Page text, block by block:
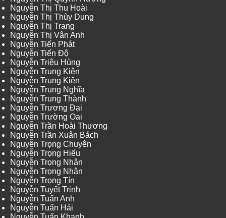
Nguyễn Thị Thu Hoài
Nguyễn Thị Thùy Dung
Nguyễn Thị Trang
Nguyễn Thị Vân Anh
Nguyễn Tiến Phát
Nguyễn Tiến Độ
Nguyễn Triệu Hùng
Nguyễn Trung Kiên
Nguyễn Trung Kiên
Nguyễn Trung Nghĩa
Nguyễn Trung Thành
Nguyễn Trương Đại
Nguyễn Trường Oai
Nguyễn Trần Hoài Thương
Nguyễn Trần Xuân Bách
Nguyễn Trọng Chuyên
Nguyễn Trọng Hiếu
Nguyễn Trọng Nhân
Nguyễn Trọng Nhân
Nguyễn Trọng Tín
Nguyễn Tuyết Trinh
Nguyễn Tuấn Anh
Nguyễn Tuấn Hải